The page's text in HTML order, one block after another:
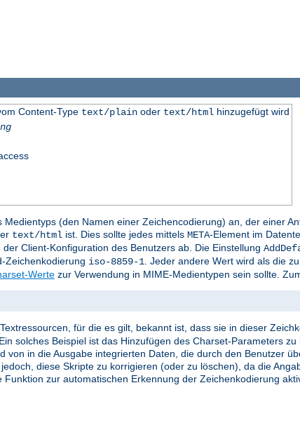
Content-Type text/plainoder text/html hinzugefügt wird
(den Namen einer Zeichencodierung) an, der einer
text/html ist. Dies sollte jedes mittels META-Element im
Client-Konfiguration des Benutzers ab. Die Einstellung
Zeichenkodierung iso-8859-1 . Jeder andere Wert wird als die
Werte zur Verwendung in MIME-Medientypen sein sollte.
für die es gilt, bekannt ist, dass sie in dieser
solches Beispiel ist das Hinzufügen des Charset-Parameters
von in die Ausgabe integrierten Daten, die durch den Benutzer
diese Skripte zu korrigieren (oder zu löschen), da die
zur automatischen Erkennung der Zeichenkodierung